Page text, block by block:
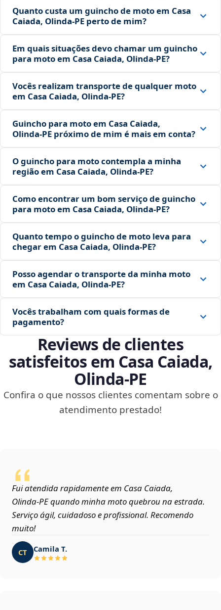
Quanto custa um guincho de moto em Casa
Caiada, Olinda‑PE perto de mim?
Em quais situações devo chamar um guincho
para moto em Casa Caiada, Olinda‑PE?
Vocês realizam transporte de qualquer moto
em Casa Caiada, Olinda‑PE?
Guincho para moto em Casa Caiada,
Olinda‑PE próximo de mim é mais em conta?
O guincho para moto contempla a minha
região em Casa Caiada, Olinda‑PE?
Como encontrar um bom serviço de guincho
para moto em Casa Caiada, Olinda‑PE?
Quanto tempo o guincho de moto leva para
chegar em Casa Caiada, Olinda‑PE?
Posso agendar o transporte da minha moto
em Casa Caiada, Olinda‑PE?
Vocês trabalham com quais formas de
pagamento?
Reviews de clientes
satisfeitos em Casa Caiada,
Olinda‑PE
Confira o que nossos clientes comentam sobre o
atendimento prestado!
Fui atendida rapidamente em Casa Caiada,
Olinda‑PE quando minha moto quebrou na estrada.
Serviço ágil, cuidadoso e profissional. Recomendo
muito!
CT Camila T.